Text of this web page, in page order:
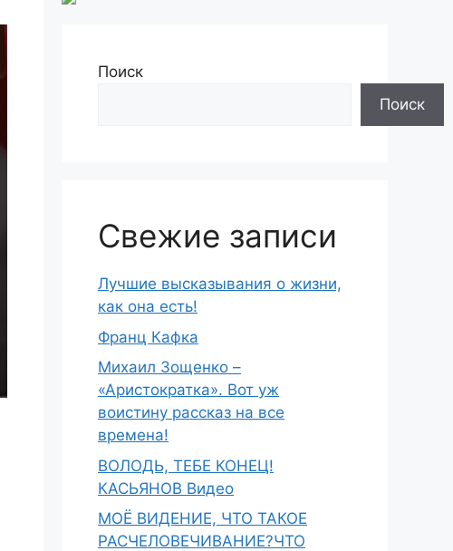
Поиск
Поиск
Свежие записи
Лучшие высказывания о жизни,
как она есть!
Франц Кафка
Михаил Зощенко –
«Аристократка». Вот уж
воистину рассказ на все
времена!
ВОЛОДЬ, ТЕБЕ КОНЕЦ!
КАСЬЯНОВ Видео
МОЁ ВИДЕНИЕ, ЧТО ТАКОЕ
РАСЧЕЛОВЕЧИВАНИЕ?ЧТО